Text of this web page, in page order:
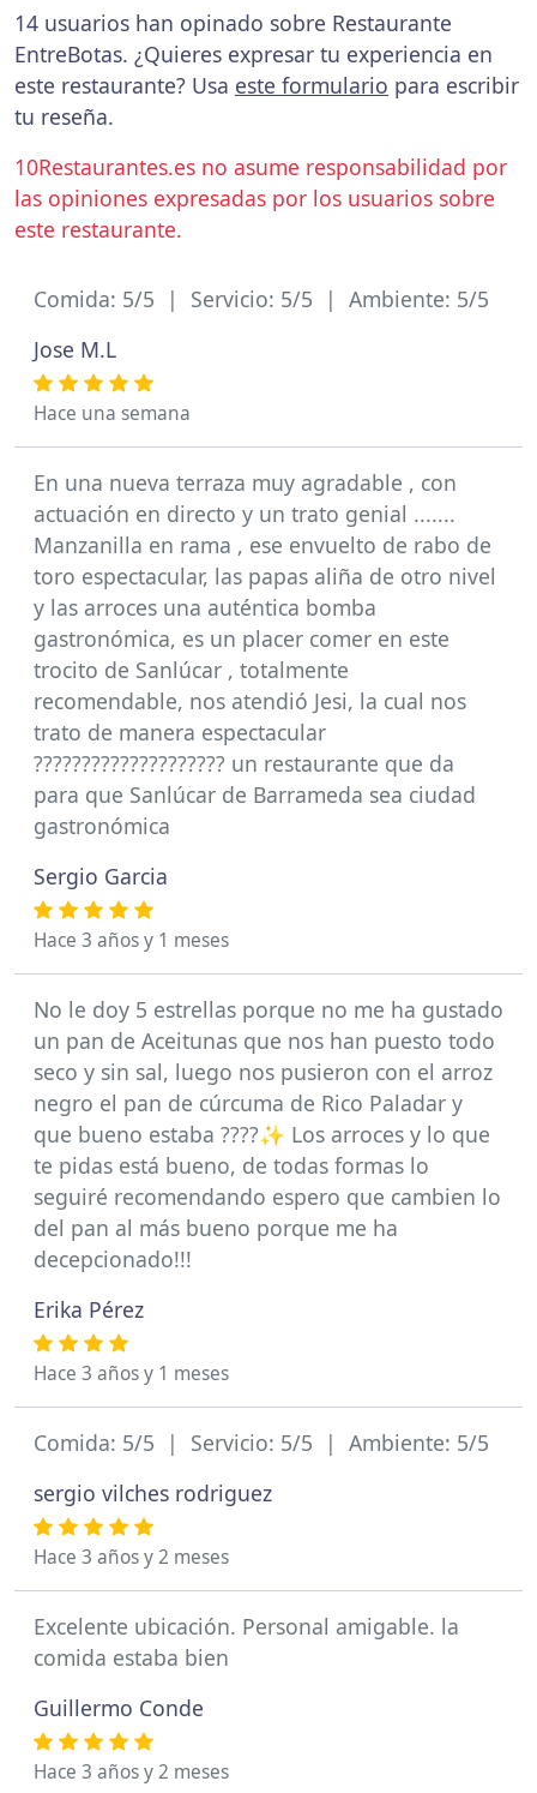
14 usuarios han opinado sobre Restaurante
EntreBotas. ¿Quieres expresar tu experiencia en
este restaurante? Usa este formulario para escribir
tu reseña.
10Restaurantes.es no asume responsabilidad por
las opiniones expresadas por los usuarios sobre
este restaurante.
Comida: 5/5 | Servicio: 5/5 | Ambiente: 5/5
Jose M.L
Hace una semana
En una nueva terraza muy agradable , con
actuación en directo y un trato genial .......
Manzanilla en rama , ese envuelto de rabo de
toro espectacular, las papas aliña de otro nivel
y las arroces una auténtica bomba
gastronómica, es un placer comer en este
trocito de Sanlúcar , totalmente
recomendable, nos atendió Jesi, la cual nos
trato de manera espectacular
???????????????????? un restaurante que da
para que Sanlúcar de Barrameda sea ciudad
gastronómica
Sergio Garcia
Hace 3 años y 1 meses
No le doy 5 estrellas porque no me ha gustado
un pan de Aceitunas que nos han puesto todo
seco y sin sal, luego nos pusieron con el arroz
negro el pan de cúrcuma de Rico Paladar y
que bueno estaba ????✨ Los arroces y lo que
te pidas está bueno, de todas formas lo
seguiré recomendando espero que cambien lo
del pan al más bueno porque me ha
decepcionado!!!
Erika Pérez
Hace 3 años y 1 meses
Comida: 5/5 | Servicio: 5/5 | Ambiente: 5/5
sergio vilches rodriguez
Hace 3 años y 2 meses
Excelente ubicación. Personal amigable. la
comida estaba bien
Guillermo Conde
Hace 3 años y 2 meses